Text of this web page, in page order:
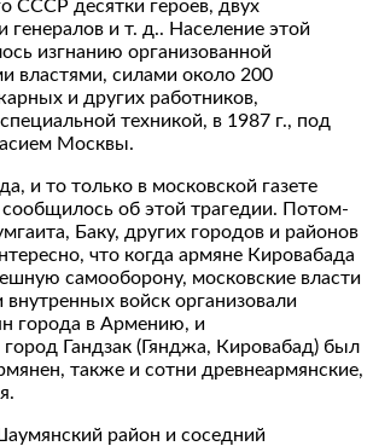
СССР десятки героев, двух
генералов и т. д.. Население этой
изгнанию организованной
властями, силами около 200
и других работников,
техникой, в 1987 г., под
Москвы.
и то только в московской газете
сообщилось об этой трагедии. Потом-
Баку, других городов и районов
что когда армяне Кировабада
самооборону, московские власти
войск организовали
города в Армению, и
Гандзак (Гянджа, Кировабад) был
также и сотни древнеармянские,
район и соседний